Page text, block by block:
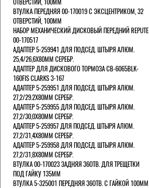
ВТУЛКА ПЕРЕДНЯЯ 00-170019 С ЭКСЦЕНТРИКОМ, 32
ОТВЕРСТИЙ, 100ММ
НАБОР МЕХАНИЧЕСКИЙ ДИСКОВЫЙ ПЕРЕДНИЙ REPUTE
00-170517
АДАПТЕР 5-259941 ДЛЯ ПОДСЕД. ШТЫРЯ АЛЮМ.
25,4/26,6Х80ММ СЕРЕБР.
АДАПТЕР ДЛЯ ДИСКОВОГО ТОРМОЗА CB-6065BLK-
160FIS CLARKS 3-167
АДАПТЕР 5-259951 ДЛЯ ПОДСЕД. ШТЫРЯ АЛЮМ.
27,2/29.2Х80ММ СЕРЕБР.
АДАПТЕР 5-259955 ДЛЯ ПОДСЕД. ШТЫРЯ АЛЮМ.
27,2/30,0Х80ММ СЕРЕБР.
АДАПТЕР 5-259957 ДЛЯ ПОДСЕД. ШТЫРЯ АЛЮМ.
27,2/31,4Х80ММ СЕРЕБР.
АДАПТЕР 5-259958 ДЛЯ ПОДСЕД. ШТЫРЯ АЛЮМ.
27,2/31,8Х80ММ СЕРЕБР.
ВТУЛКА 00-170023 ЗАДНЯЯ 36ОТВ. ДЛЯ ТРЕЩЕТКИ
ПОД ГАЙКУ 135ММ
ВТУЛКА 5-325001 ПЕРЕДНЯЯ 36ОТВ. С ГАЙКОЙ 100ММ